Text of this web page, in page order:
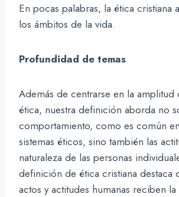
En pocas palabras, la ética cristiana
los ámbitos de la vida.
Profundidad de temas
Además de centrarse en la amplitud
ética, nuestra definición aborda no
comportamiento, como es común
sistemas éticos, sino también las
naturaleza de las personas
definición de ética cristiana destaca
actos y actitudes humanas reciben